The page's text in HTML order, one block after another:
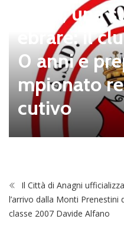
Tolfa, una
ebrare: il
0 anni e
mpionato
cutivo
Il Città di Anagni ufficializza
l’arrivo dalla Monti Prenestini
classe 2007 Davide Alfano